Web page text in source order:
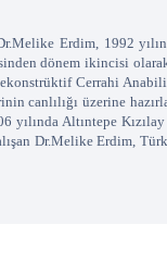
Erdim, 1992
dönem ikincisi
Cerrahi
canlılığı üzerine
yılında Altıntepe
Dr.Melike Erdim,